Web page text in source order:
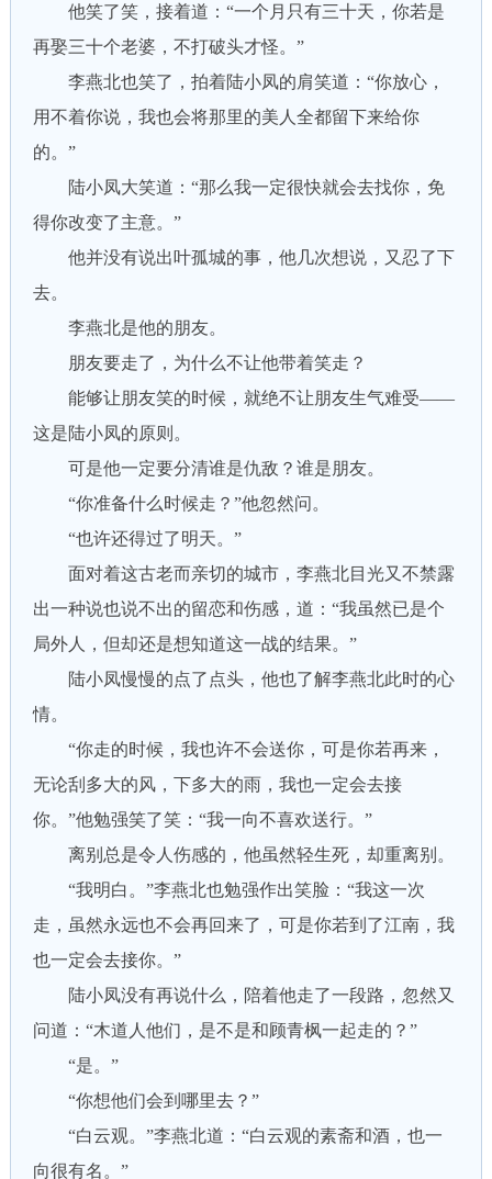
他笑了笑，接着道：“一个月只有三十天，你若是
再娶三十个老婆，不打破头才怪。”
李燕北也笑了，拍着陆小凤的肩笑道：“你放心，
用不着你说，我也会将那里的美人全都留下来给你
的。”
陆小凤大笑道：“那么我一定很快就会去找你，免
得你改变了主意。”
他并没有说出叶孤城的事，他几次想说，又忍了下
去。
李燕北是他的朋友。
朋友要走了，为什么不让他带着笑走？
能够让朋友笑的时候，就绝不让朋友生气难受——
这是陆小凤的原则。
可是他一定要分清谁是仇敌？谁是朋友。
“你准备什么时候走？”他忽然问。
“也许还得过了明天。”
面对着这古老而亲切的城市，李燕北目光又不禁露
出一种说也说不出的留恋和伤感，道：“我虽然已是个
局外人，但却还是想知道这一战的结果。”
陆小凤慢慢的点了点头，他也了解李燕北此时的心
情。
“你走的时候，我也许不会送你，可是你若再来，
无论刮多大的风，下多大的雨，我也一定会去接
你。”他勉强笑了笑：“我一向不喜欢送行。”
离别总是令人伤感的，他虽然轻生死，却重离别。
“我明白。”李燕北也勉强作出笑脸：“我这一次
走，虽然永远也不会再回来了，可是你若到了江南，我
也一定会去接你。”
陆小凤没有再说什么，陪着他走了一段路，忽然又
问道：“木道人他们，是不是和顾青枫一起走的？”
“是。”
“你想他们会到哪里去？”
“白云观。”李燕北道：“白云观的素斋和酒，也一
向很有名。”